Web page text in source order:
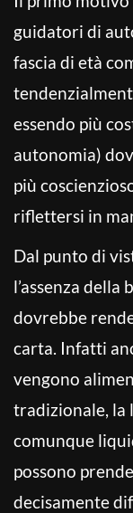
guidatori di
fascia di età
essendo più
autonomia)
più
riflettersi in
Dal punto di
l’assenza della
dovrebbe
carta. Infatti
vengono
tradizionale, la
comunque
possono
decisamente